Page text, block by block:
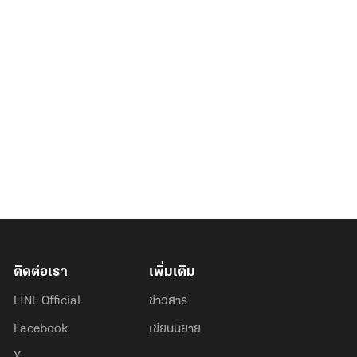
ติดต่อเรา
LINE Official
Facebook
เพิ่มเติม
ข่าวสาร
เขียนนิยาย